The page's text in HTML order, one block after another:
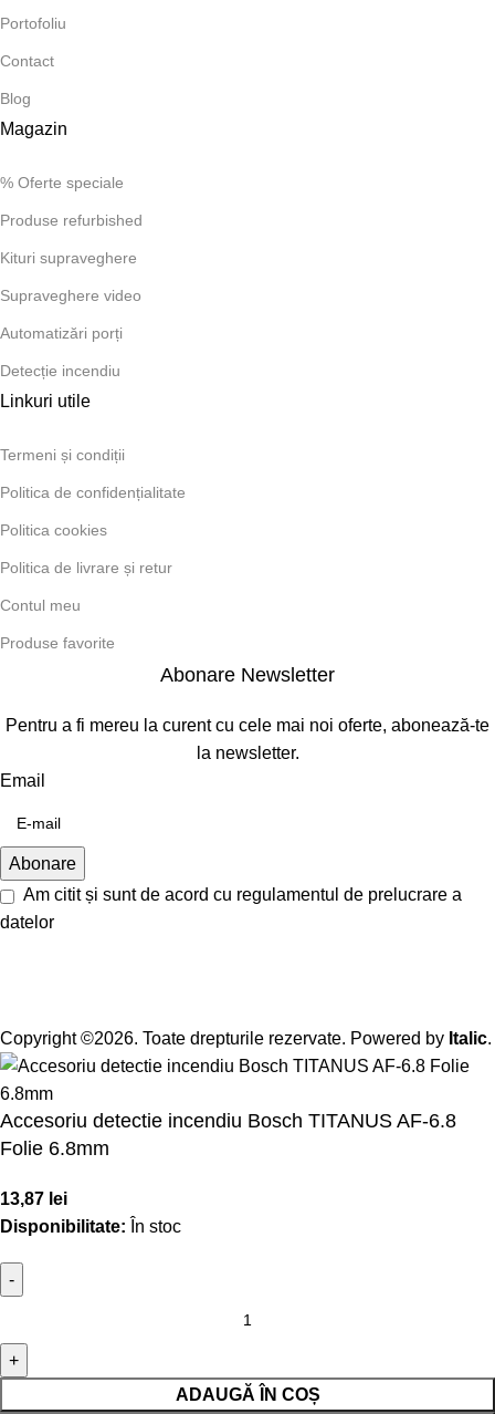
Portofoliu
Contact
Blog
Magazin
% Oferte speciale
Produse refurbished
Kituri supraveghere
Supraveghere video
Automatizări porți
Detecție incendiu
Linkuri utile
Termeni și condiții
Politica de confidențialitate
Politica cookies
Politica de livrare și retur
Contul meu
Produse favorite
Abonare Newsletter
Pentru a fi mereu la curent cu cele mai noi oferte, abonează-te
la newsletter.
Email
Am citit și sunt de acord cu regulamentul de prelucrare a
datelor
Copyright ©2026. Toate drepturile rezervate. Powered by Italic.
Accesoriu detectie incendiu Bosch TITANUS AF-6.8
Folie 6.8mm
13,87 lei
Disponibilitate: În stoc
ADAUGĂ ÎN COȘ